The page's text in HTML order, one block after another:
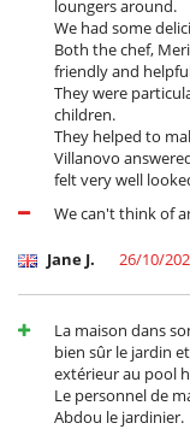
loungers around.
We had some
Both the chef,
friendly and
They were
children.
They helped to
Villanovo
felt very well
We can't think of
Jane J. 26/10/
La maison dans
bien sûr le jardin
extérieur au pool
Le personnel de
Abdou le jardinier.